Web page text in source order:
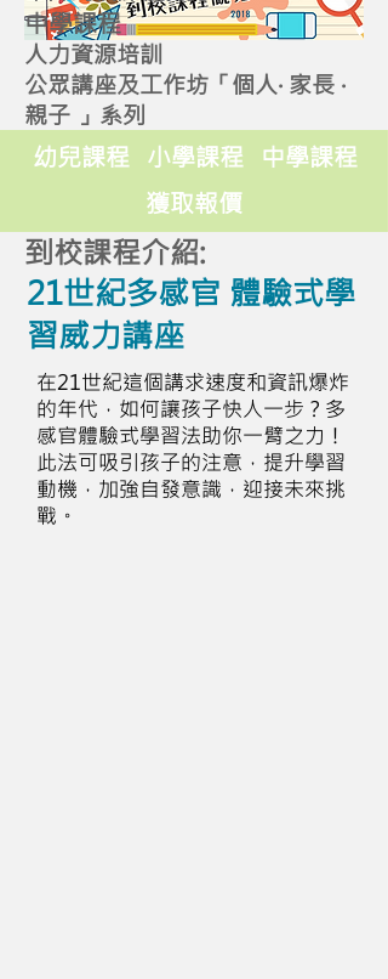
中學課程
人力資源培訓
公眾講座及工作坊「個人‧ 家長 ‧
親子 」系列
幼兒課程 小學課程
中學課程
獲取報價
到校課程介紹:
21世紀多感官 體驗式學
習威力講座
在21世紀這個講求速度和資訊爆炸
的年代，如何讓孩子快人一步？多
感官體驗式學習法助你一臂之力！
此法可吸引孩子的注意，提升學習
動機，加強自發意識，迎接未來挑
戰。